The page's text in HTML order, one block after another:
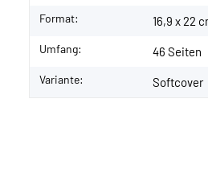
Format: 16,9 x 22
Umfang: 46 Seiten
Variante: Softcover